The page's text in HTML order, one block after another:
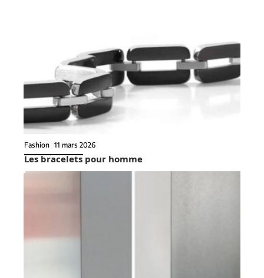
Fashion 11 mars 2026
Les bracelets pour homme